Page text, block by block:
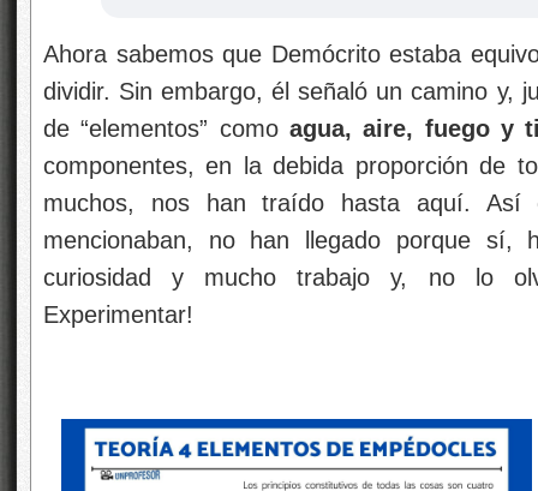
Ahora sabemos que Demócrito estaba
dividir. Sin embargo, él señaló un camino y,
de “elementos” como agua, aire, fuego y
componentes, en la debida proporción de
muchos, nos han traído hasta aquí.
mencionaban, no han llegado porque sí,
curiosidad y mucho trabajo y, no lo
Experimentar!